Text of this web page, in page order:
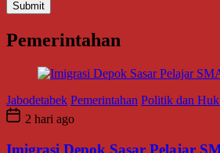
Pemerintahan
Jabodetabek Pemerintahan Politik dan
2 hari ago
Imigrasi Depok Sasar Pelajar